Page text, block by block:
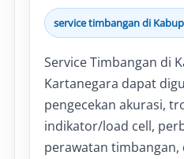
service timbangan di
Service Timbangan di
Kartanegara dapat
pengecekan akurasi,
indikator/load cell,
perawatan